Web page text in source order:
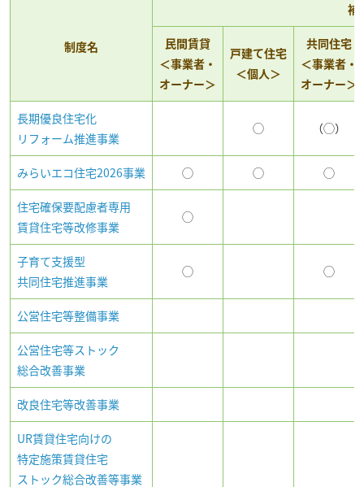
制度名
補
民間賃貸
＜事業者・
オーナー＞
戸建て住宅
＜個人＞
共同住宅
＜事業者・
オーナー＞
長期優良住宅化
リフォーム推進事業
◯ （◯）
みらいエコ住宅2026事業 ◯ ◯ ◯
住宅確保要配慮者専用
賃貸住宅等改修事業
◯
子育て支援型
共同住宅推進事業
◯ ◯
公営住宅等整備事業
公営住宅等ストック
総合改善事業
改良住宅等改善事業
UR賃貸住宅向けの
特定施策賃貸住宅
ストック総合改善等事業